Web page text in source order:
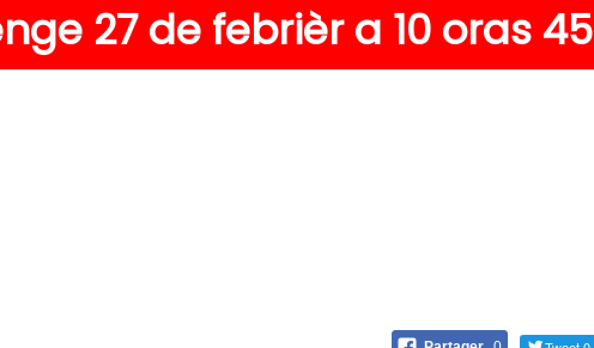
27 de febrièr a 10 oras 45